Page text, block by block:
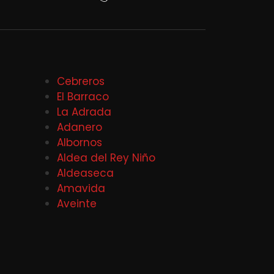
Cebreros
El Barraco
La Adrada
Adanero
Albornos
Aldea del Rey Niño
Aldeaseca
Amavida
Aveinte